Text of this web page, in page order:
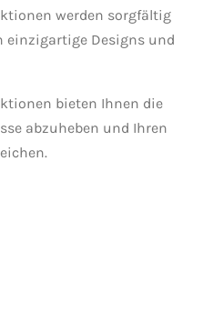
werden sorgfältig
einzigartige Designs und
bieten Ihnen die
abzuheben und Ihren